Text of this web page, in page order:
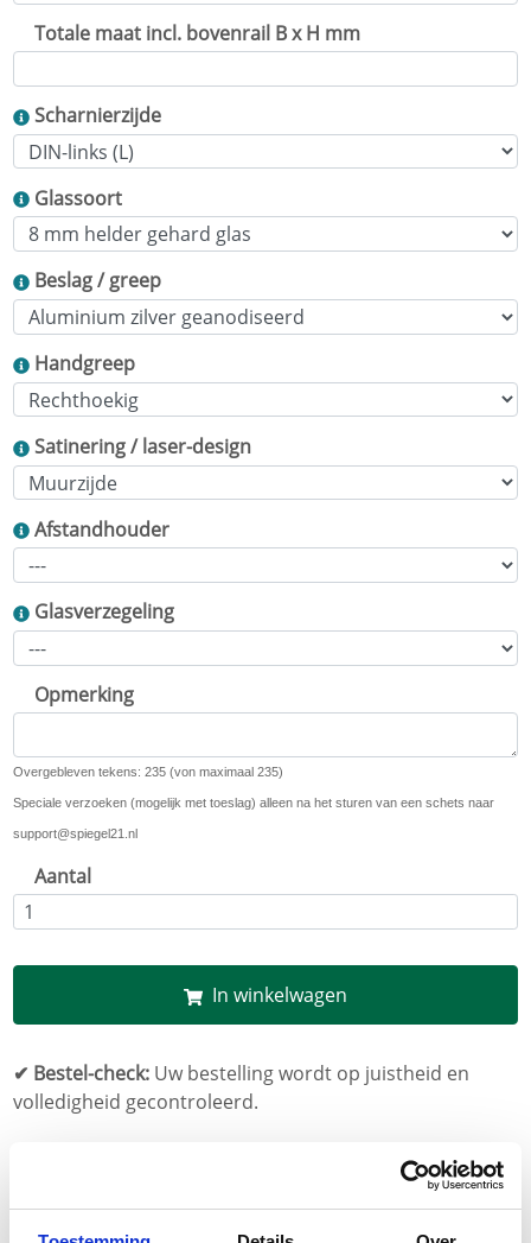
Totale maat incl. bovenrail B x H mm
Scharnierzijde
Glassoort
Beslag / greep
Handgreep
Satinering / laser-design
Afstandhouder
Glasverzegeling
Opmerking
Overgebleven tekens: 235 (von maximaal 235)
Speciale verzoeken (mogelijk met toeslag) alleen na het sturen van een schets naar
support@spiegel21.nl
Aantal
In winkelwagen
✔ Bestel-check: Uw bestelling wordt op juistheid en
volledigheid gecontroleerd.
Technische specificaties glazen schuifdeuren